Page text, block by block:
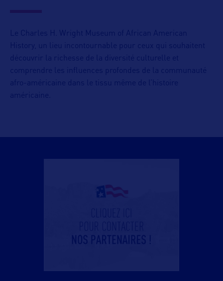
Le Charles H. Wright Museum of African American
History, un lieu incontournable pour ceux qui souhaitent
découvrir la richesse de la diversité culturelle et
comprendre les influences profondes de la communauté
afro-américaine dans le tissu même de l’histoire
américaine.